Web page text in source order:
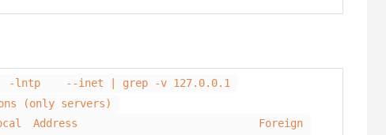
-lntp --inet | grep -v 127.0.0.1
(only servers)
Q Local Address Foreign